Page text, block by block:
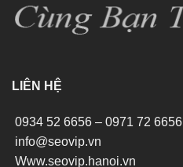
LIÊN HỆ
0934 52 6656 – 0971 72 6656
info@seovip.vn
Www.seovip.hanoi.vn